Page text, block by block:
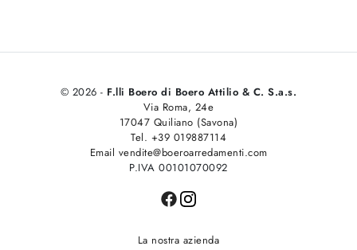
© 2026 - F.lli Boero di Boero Attilio & C. S.a.s.
Via Roma, 24e
17047 Quiliano (Savona)
Tel. +39 019887114
Email vendite@boeroarredamenti.com
P.IVA 00101070092
La nostra azienda